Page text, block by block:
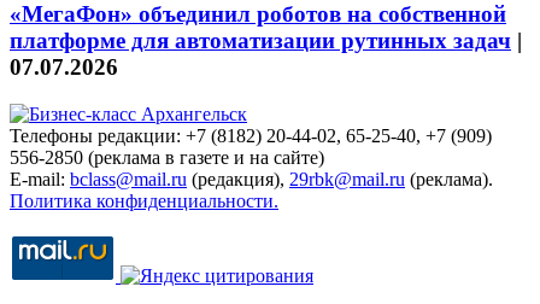
«МегаФон» объединил роботов на собственной
платформе для автоматизации рутинных задач |
07.07.2026
Телефоны редакции: +7 (8182) 20-44-02, 65-25-40, +7 (909)
556-2850 (реклама в газете и на сайте)
E-mail: bclass@mail.ru (редакция), 29rbk@mail.ru (реклама).
Политика конфиденциальности.